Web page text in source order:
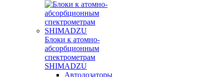
Блоки к атомно-
абсорбционным
спектрометрам
SHIMADZU
Автодозаторы